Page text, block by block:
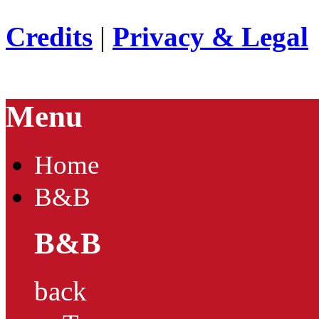
Credits | Privacy & Legal
Menu
Home
B&B
B&B
back